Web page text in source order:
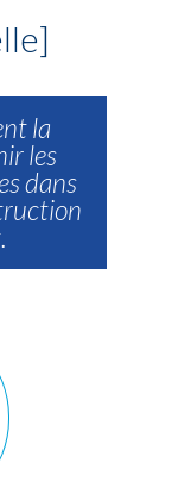
la
les
dans